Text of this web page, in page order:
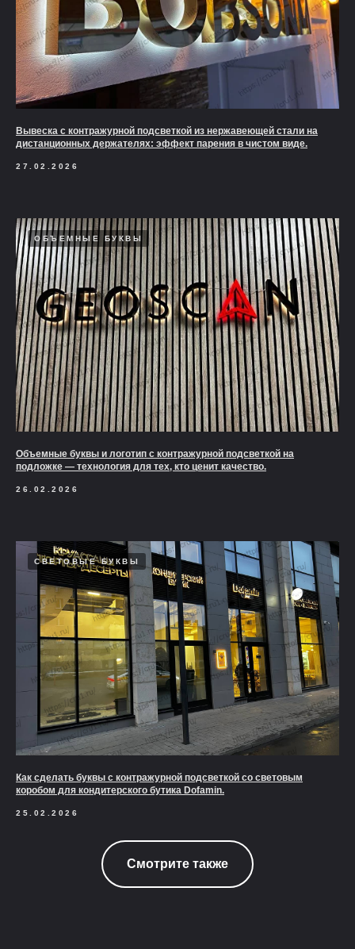
Вывеска с контражурной подсветкой из нержавеющей стали на
дистанционных держателях: эффект парения в чистом виде.
27.02.2026
ОБЪЕМНЫЕ БУКВЫ
Объемные буквы и логотип с контражурной подсветкой на
подложке — технология для тех, кто ценит качество.
26.02.2026
СВЕТОВЫЕ БУКВЫ
Как сделать буквы с контражурной подсветкой со световым
коробом для кондитерского бутика Dofamin.
25.02.2026
Смотрите также